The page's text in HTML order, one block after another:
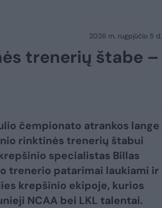
2026 m. rugpjūčio 5 d.
trenerių štabe –
čempionato atrankos lange
rinktinės trenerių štabui
specialistas Billas
trenerio patarimai laukiami ir
krepšinio ekipoje, kurios
NCAA bei LKL talentai.